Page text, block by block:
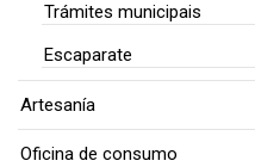
Trámites municipais
Escaparate
Artesanía
Oficina de consumo